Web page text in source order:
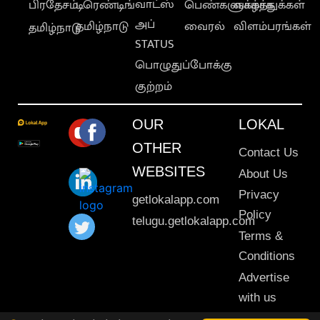
பிரதேசம்
தமிழ்நாடு
டிரெண்டிங்
தமிழ்நாடு அப்
STATUS
பொழுதுப்போக்கு
குற்றம்
பெண்களுக்காக
வைரல்
வாழ்த்துக்கள்
விளம்பரங்கள்
OUR
OTHER
WEBSITES
getlokalapp.com
telugu.getlokalapp.com
LOKAL
Contact Us
About Us
Privacy
Policy
Terms &
Conditions
Advertise
with us